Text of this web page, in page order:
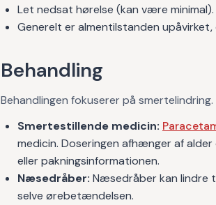
Let nedsat hørelse (kan være minimal).
Generelt er almentilstanden
Behandling
Behandlingen fokuserer på smertelindring.
Smertestillende medicin:
medicin. Doseringen afhænger af
eller pakningsinformationen.
Næsedråber: Næsedråber kan lindre
selve ørebetændelsen.